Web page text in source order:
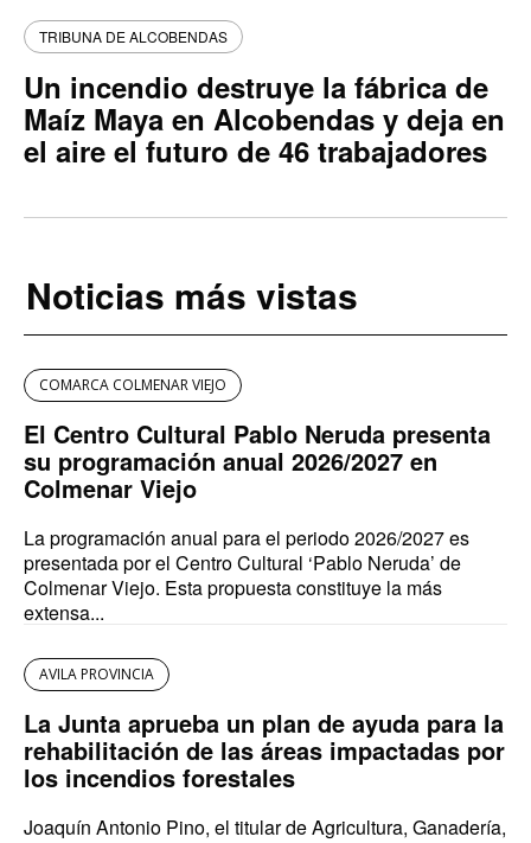
TRIBUNA DE ALCOBENDAS
Un incendio destruye la fábrica de
Maíz Maya en Alcobendas y deja en
el aire el futuro de 46 trabajadores
Noticias más vistas
COMARCA COLMENAR VIEJO
El Centro Cultural Pablo Neruda presenta
su programación anual 2026/2027 en
Colmenar Viejo
La programación anual para el periodo 2026/2027 es
presentada por el Centro Cultural ‘Pablo Neruda’ de
Colmenar Viejo. Esta propuesta constituye la más
extensa...
AVILA PROVINCIA
La Junta aprueba un plan de ayuda para la
rehabilitación de las áreas impactadas por
los incendios forestales
Joaquín Antonio Pino, el titular de Agricultura, Ganadería,